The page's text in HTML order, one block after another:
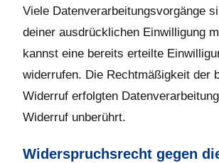
Viele Datenverarbeitungsvorgänge
deiner ausdrücklichen Einwilligung
kannst eine bereits erteilte
widerrufen. Die Rechtmäßigkeit der
Widerruf erfolgten
Widerruf unberührt.
Widerspruchsrecht gegen